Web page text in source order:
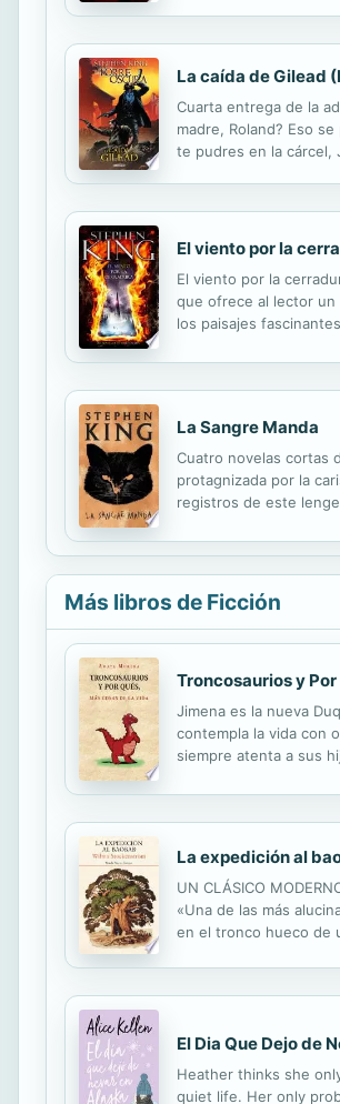
La caída de Gilead
Cuarta entrega de la
madre, Roland? Eso
te pudres en la cárcel,
El viento por la
El viento por la
que ofrece al lector un
los paisajes
La Sangre Manda
Cuatro novelas cortas
protagnizada por la
registros de este
Más libros de Ficción
Troncosaurios y Por
Jimena es la nueva
contempla la vida con
siempre atenta a sus
La expedición al
UN CLÁSICO
«Una de las más
en el tronco hueco de
El Dia Que Dejo de
Heather thinks she
quiet life. Her only